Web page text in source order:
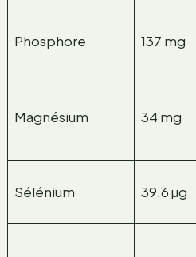
Phosphore 137 mg
Magnésium 34 mg
Sélénium 39.6 µg